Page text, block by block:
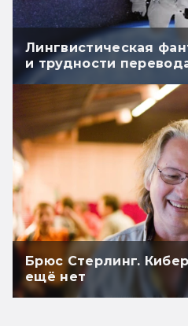
Лингвистическая
и трудности
Брюс Стерлинг.
ещё нет